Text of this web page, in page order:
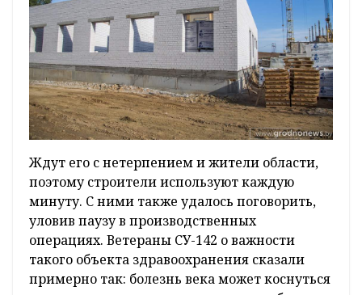
Ждут его с нетерпением и жители области,
поэтому строители используют каждую
минуту. С ними также удалось поговорить,
уловив паузу в производственных
операциях. Ветераны СУ-142 о важности
такого объекта здравоохранения сказали
примерно так: болезнь века может коснуться